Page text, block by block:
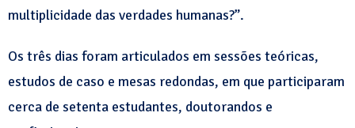
multiplicidade das verdades humanas?”.
Os três dias foram articulados em sessões teóricas,
estudos de caso e mesas redondas, em que participaram
cerca de setenta estudantes, doutorandos e